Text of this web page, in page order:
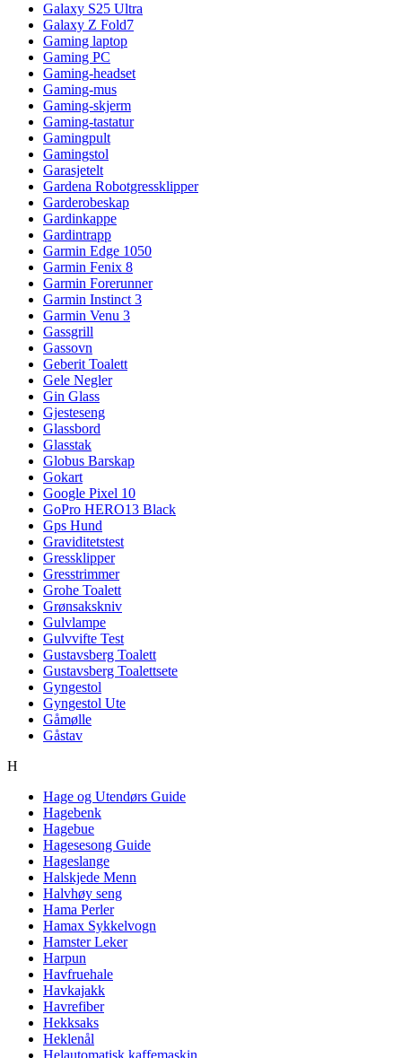
Galaxy S25 Ultra
Galaxy Z Fold7
Gaming laptop
Gaming PC
Gaming-headset
Gaming-mus
Gaming-skjerm
Gaming-tastatur
Gamingpult
Gamingstol
Garasjetelt
Gardena Robotgressklipper
Garderobeskap
Gardinkappe
Gardintrapp
Garmin Edge 1050
Garmin Fenix 8
Garmin Forerunner
Garmin Instinct 3
Garmin Venu 3
Gassgrill
Gassovn
Geberit Toalett
Gele Negler
Gin Glass
Gjesteseng
Glassbord
Glasstak
Globus Barskap
Gokart
Google Pixel 10
GoPro HERO13 Black
Gps Hund
Graviditetstest
Gressklipper
Gresstrimmer
Grohe Toalett
Grønsakskniv
Gulvlampe
Gulvvifte Test
Gustavsberg Toalett
Gustavsberg Toalettsete
Gyngestol
Gyngestol Ute
Gåmølle
Gåstav
H
Hage og Utendørs Guide
Hagebenk
Hagebue
Hagesesong Guide
Hageslange
Halskjede Menn
Halvhøy seng
Hama Perler
Hamax Sykkelvogn
Hamster Leker
Harpun
Havfruehale
Havkajakk
Havrefiber
Hekksaks
Heklenål
Helautomatisk kaffemaskin